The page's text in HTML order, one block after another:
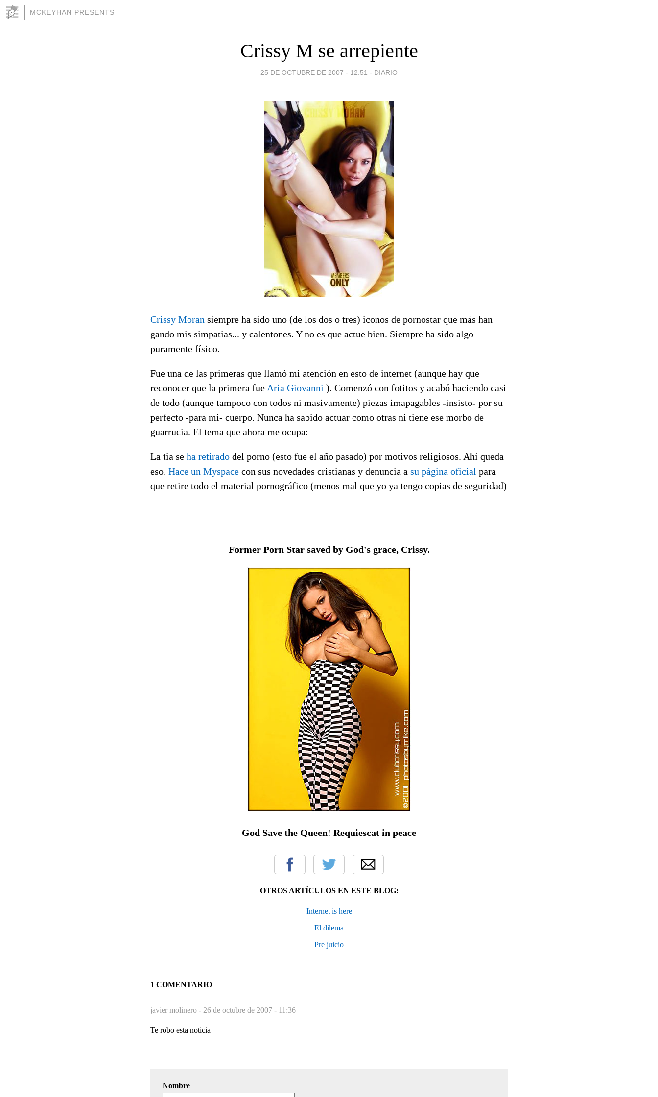
MCKEYHAN PRESENTS
Crissy M se arrepiente
25 DE OCTUBRE DE 2007 - 12:51 - DIARIO
Crissy Moran siempre ha sido uno (de los dos o tres) iconos de pornostar que más han
gando mis simpatias... y calentones. Y no es que actue bien. Siempre ha sido algo
puramente físico.
Fue una de las primeras que llamó mi atención en esto de internet (aunque hay que
reconocer que la primera fue Aria Giovanni ). Comenzó con fotitos y acabó haciendo casi
de todo (aunque tampoco con todos ni masivamente) piezas imapagables -insisto- por su
perfecto -para mi- cuerpo. Nunca ha sabido actuar como otras ni tiene ese morbo de
guarrucia. El tema que ahora me ocupa:
La tia se ha retirado del porno (esto fue el año pasado) por motivos religiosos. Ahí queda
eso. Hace un Myspace con sus novedades cristianas y denuncia a su página oficial para
que retire todo el material pornográfico (menos mal que yo ya tengo copias de seguridad)
Former Porn Star saved by God's grace, Crissy.
God Save the Queen! Requiescat in peace
OTROS ARTÍCULOS EN ESTE BLOG:
Internet is here
El dilema
Pre juicio
1 COMENTARIO
javier molinero - 26 de octubre de 2007 - 11:36
Te robo esta noticia
Nombre